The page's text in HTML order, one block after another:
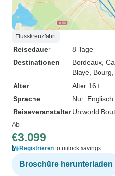
Flusskreuzfahrt
Reisedauer
8 Tage
Destinationen
Bordeaux ,
Blaye , Bourg
Alter
Alter 16+
Sprache
Nur: Englisch
Reiseveranstalter Uniworld
Ab
€3.099
Registrieren to unlock savings
Broschüre herunterladen